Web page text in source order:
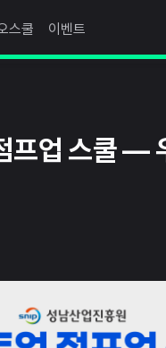
스쿨 이벤트
프업 스쿨 —